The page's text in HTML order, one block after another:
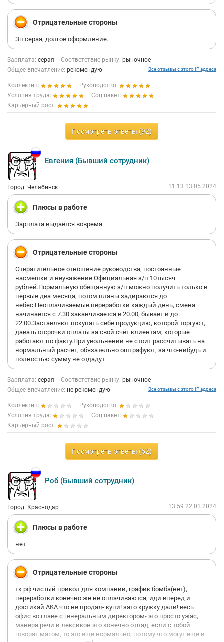
Отрицательные стороны
Зп серая, долгое оформление.
Зарплата: серая Соответствие рынку: рыночное
Общее впечатление: рекомендую Все отзывы с этого IP адреса
Коллектив:
Руководство:
Условия труда:
Соц.пакет:
Карьерный рост:
Посмотреть ответы (92)
Евгения (Бывший сотрудник)
Город: Челябинск 11:13 13.05.2024
Плюсы в работе
Зарплата выдаётся вовремя
Отрицательные стороны
Отвратительное отношение руководства, постоянные
насмешки и неуважение.Официальная з/п 10тысяч
рублей.Нормальную обещанную з/п можно получить только в
первые два месяца, потом планы задираются до
небес.Неоплачиваемые переработки каждый день, смена
начинается с 7.30 заканчивается в 20.00, бывает и до
22.00.Заставляют покупать себе продукцию, которой торгуют,
давать отсрочки оплаты за свой счёт клиентам, которые
работают по факту.При увольнении не стоит рассчитывать на
нормальный расчет, обязательно оштрафуют, за что-нибудь и
полностью сумму не отдадут
Зарплата: серая Соответствие рынку: рыночное
Общее впечатление: не рекомендую Все отзывы с этого IP адреса
Коллектив:
Руководство:
Условия труда:
Соц.пакет:
Карьерный рост:
Посмотреть ответы (62)
Роб (Бывший сотрудник)
Город: Краснодар 13:59 22.01.2024
Плюсы в работе
нет
Отрицательные стороны
тк рф чистый прикол для компании, график бомба(нет),
переработки конечно же не оплачиваются, иди вперед и
достикай АКА что не продал- купи! зато кружку дали! весь
офис во главе с генеральным директором- это просто ужас,
манера речи и лексикон это конечно отпад, если с тобой
говорят матом, то это еще нормально, потому что могут еще и